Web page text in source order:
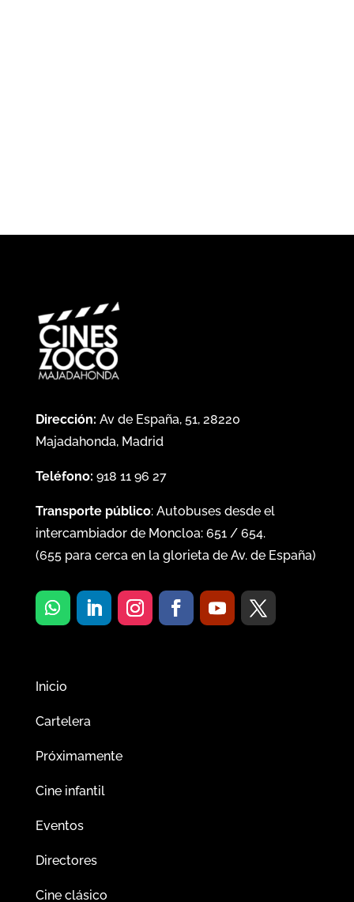
Dirección: Av de España, 51, 28220
Majadahonda, Madrid
Teléfono: 918 11 96 27
Transporte público: Autobuses desde el
intercambiador de Moncloa: 651/ 654.
(655para cerca en la glorieta de Av. de España)
Inicio
Cartelera
Próximamente
Cine infantil
Eventos
Directores
Cine clásico